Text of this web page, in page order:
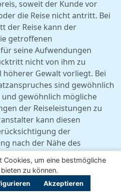
soweit der Kunde vor
die Reise nicht antritt. Bei
der Reise kann der
getroffenen
seine Aufwendungen
nicht von ihm zu
Gewalt vorliegt. Bei
sind gewöhnlich
gewöhnlich mögliche
der Reiseleistungen zu
kann diesen
der
nach der Nähe des
zum vertraglich vereinbarten
Verhältnis zum
wie folgt berechnen:
Cookies, um eine bestmögliche
zu können.
Akzeptieren